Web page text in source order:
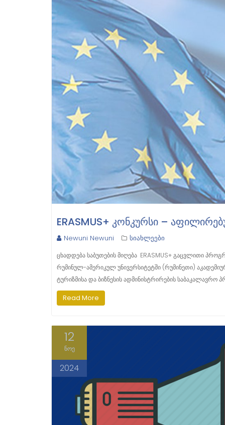
ERASMUS+ ᲙᲝᲜᲙᲣᲠᲡᲘ –
Newuni Newuni სიახლეები
ცხადდება საბუთების მიღება ERASMUS+ გაცვლითი
რუმინულ-ამერიკულ უნივერსიტეტში (რუმინეთი)
ტურიზმისა და ბიზნესის ადმინისტრირების
Read More
12
ნოე
2024